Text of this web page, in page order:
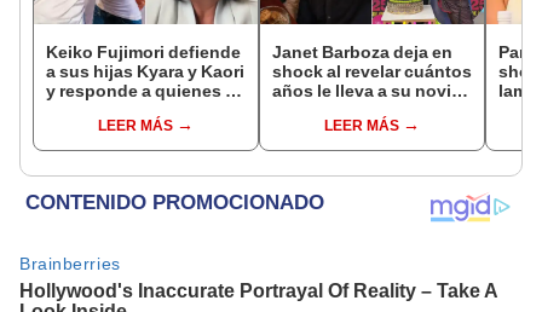
Keiko Fujimori defiende
a sus hijas Kyara y Kaori
y responde a quienes la
“No pueden decirme”
LEER MÁS
Janet Barboza deja en
shock al revelar cuántos
años le lleva a su novio
plenitud”LEER MÁS
el